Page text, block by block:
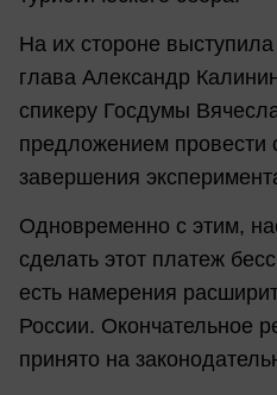
На их стороне
глава Александр
спикеру Госдумы
предложением провести
завершения
Одновременно с этим,
сделать этот платеж
есть намерения
России. Окончательное
принято на